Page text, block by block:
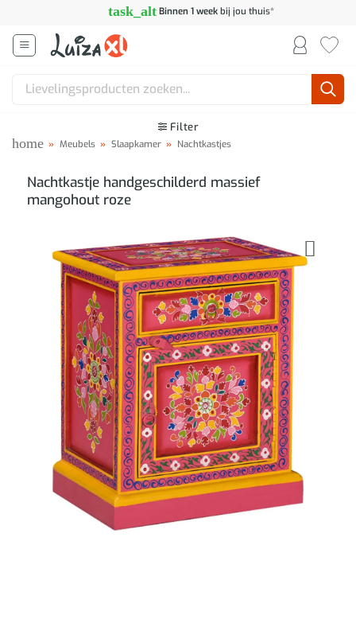
inhoud
task_alt Binnen 1 weekbij jou thuis*
Zoeken
Filter
home » Meubels » Slaapkamer » Nachtkastjes
Nachtkastje handgeschilderd massief
mangohout roze